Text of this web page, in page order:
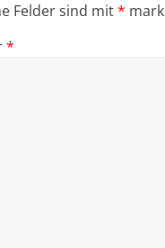
Felder sind mit*
*